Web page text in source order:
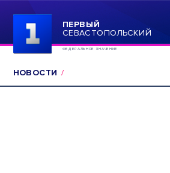
ПЕРВЫЙ
СЕВАСТОПОЛЬСКИЙ
ФЕДЕРАЛЬНОЕ ЗНАЧЕНИЕ
НОВОСТИ